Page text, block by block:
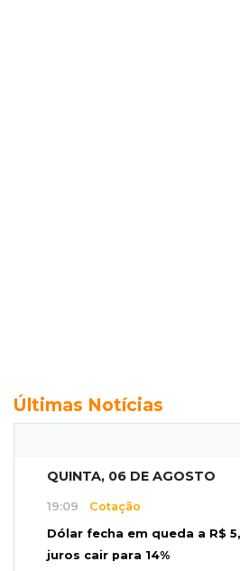
Últimas Notícias
QUINTA, 06 DE AGOSTO
19:09 Cotação
Dólar fecha em queda a R$
juros cair para 14%